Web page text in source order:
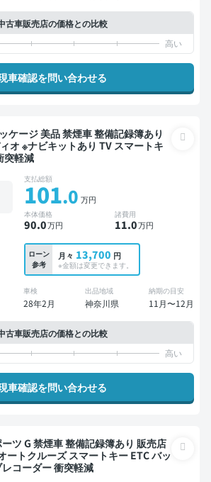
古車販売店の価格との比較
車確認を問い合わせる
整備記録簿あり
オ ※ナビキットあり TV スマートキ
突軽減
支払総額
101.0 万円
本体価格
90.0万円
諸費用
11.0万円
ローン
参考
月々 13,700 円
※金額は変更できます。
車検
28年2月
出品地域
神奈川県
納期の目安
11月〜12月
古車販売店の価格との比較
車確認を問い合わせる
あり 販売店
ートクルーズ スマートキー ETC バッ
コーダー 衝突軽減